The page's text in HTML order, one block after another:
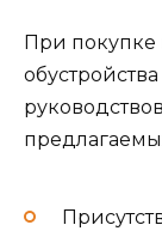
При покупке